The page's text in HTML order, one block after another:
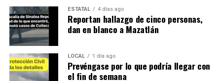
ESTATAL 4 días ago
Reportan hallazgo de cinco personas,
dan en blanco a Mazatlán
LOCAL 1 día ago
Prevéngase por lo que podría llegar con
el fin de semana